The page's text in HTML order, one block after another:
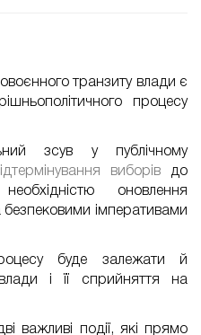
транзиту влади є
процесу
зсув у публічному
виборів до
оновлення
імперативами
буде залежати й
і її сприйняття на
важливі події, які прямо